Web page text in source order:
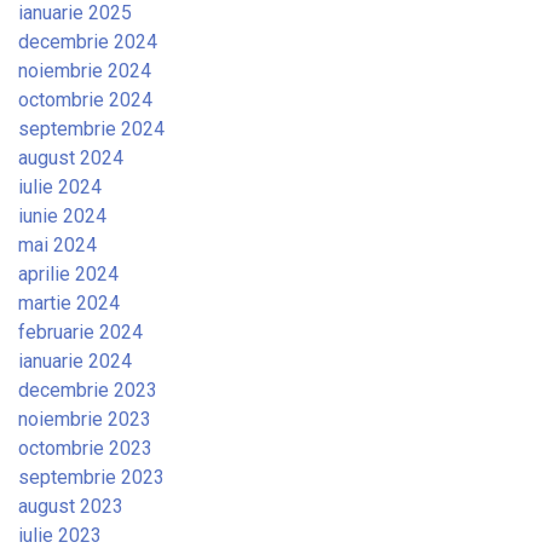
ianuarie 2025
decembrie 2024
noiembrie 2024
octombrie 2024
septembrie 2024
august 2024
iulie 2024
iunie 2024
mai 2024
aprilie 2024
martie 2024
februarie 2024
ianuarie 2024
decembrie 2023
noiembrie 2023
octombrie 2023
septembrie 2023
august 2023
iulie 2023